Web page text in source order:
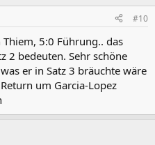
#10
5:0 Führung.. das
2 bedeuten. Sehr schöne
er in Satz 3 bräuchte wäre
um Garcia-Lopez